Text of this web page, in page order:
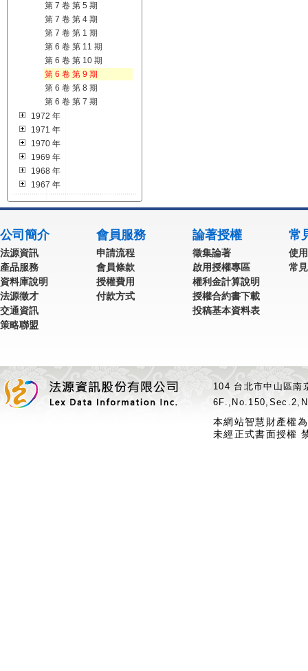
第 7 卷 第 5 期
第 7 卷 第 4 期
第 7 卷 第 1 期
第 6 卷 第 11 期
第 6 卷 第 10 期
第 6 卷 第 9 期
第 6 卷 第 8 期
第 6 卷 第 7 期
1972 年
1971 年
1970 年
1969 年
1968 年
1967 年
公司簡介
法源資訊
產品服務
資料庫說明
法源徵才
交通資訊
策略聯盟
會員服務
申請流程
會員條款
授權費用
付款方式
論著授權
徵集論著
啟用授權專區
權利金計算說明
授權合約書下載
投稿基本資料表
常
使
常
104 台北市中山區
本網站智慧財產權
未經正式書面授權